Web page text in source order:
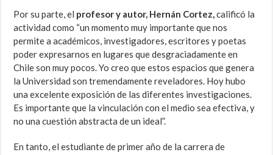
Por su parte, el profesor y autor, Hernán Cortez,calificó la
actividad como “un momento muy importante que nos
permite a académicos, investigadores, escritores y poetas
poder expresarnos en lugares que desgraciadamente en
Chile son muy pocos. Yo creo que estos espacios que genera
la Universidad son tremendamente reveladores. Hoy hubo
una excelente exposición de las diferentes investigaciones.
Es importante que la vinculación con el medio sea efectiva, y
no una cuestión abstracta de un ideal”.
En tanto, el estudiante de primer año de la carrera de